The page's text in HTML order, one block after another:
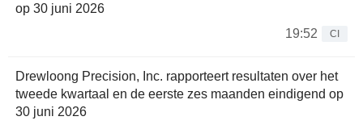
op 30 juni 2026
19:52
CI
Drewloong Precision, Inc. rapporteert resultaten over het
tweede kwartaal en de eerste zes maanden eindigend op
30 juni 2026